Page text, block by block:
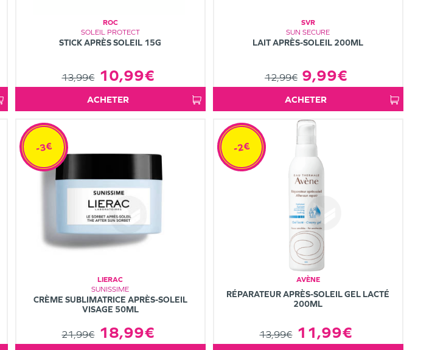
ROC
SOLEIL PROTECT
STICK APRÈS SOLEIL 15G
13,99€ 10,99€
ACHETER
SVR
SUN SECURE
LAIT APRÈS-SOLEIL 200ML
12,99€ 9,99€
ACHETER
LIERAC
SUNISSIME
CRÈME SUBLIMATRICE APRÈS-SOLEIL
VISAGE 50ML
21,99€ 18,99€
-3€
AVÈNE
RÉPARATEUR APRÈS-SOLEIL GEL LACTÉ
200ML
13,99€ 11,99€
-2€